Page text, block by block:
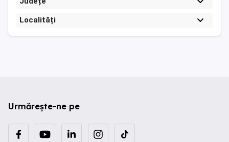
Localități
Urmărește-ne pe